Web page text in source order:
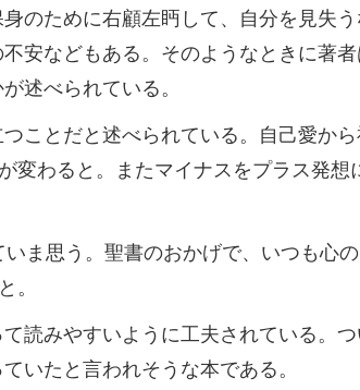
のために右顧左眄して、自分を見失
安などもある。そのようなときに著
述べられている。
ことだと述べられている。自己愛か
変わると。またマイナスをプラス発想
ま思う。聖書のおかげで、いつも心
読みやすいように工夫されている。
いたと言われそうな本である。